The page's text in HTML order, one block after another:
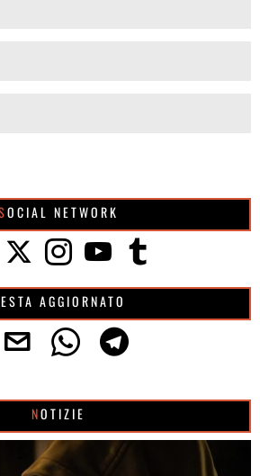
SOCIAL NETWORK
RESTA AGGIORNATO
NOTIZIE